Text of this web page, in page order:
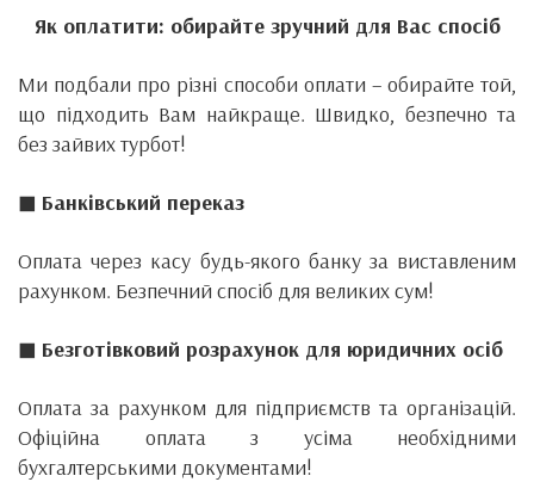
Як оплатити: обирайте зручний для Вас спосіб
Ми подбали про різні способи оплати – обирайте той,
що підходить Вам найкраще. Швидко, безпечно та
без зайвих турбот!
◼ Банківський переказ
Оплата через касу будь-якого банку за виставленим
рахунком. Безпечний спосіб для великих сум!
◼ Безготівковий розрахунок для юридичних осіб
Оплата за рахунком для підприємств та організацій.
Офіційна оплата з усіма необхідними
бухгалтерськими документами!